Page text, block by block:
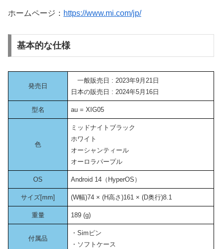
ホームページ： https://www.mi.com/jp/
基本的な仕様
発売日
一般販売日 : 2023年9月21日
日本の販売日 : 2024年5月16日
型名 au = XIG05
色
ミッドナイトブラック
ホワイト
オーシャンティール
オーロラパープル
OS Android 14（HyperOS）
サイズ[mm] (W幅)74 × (H高さ)161 × (D奥行)8.1
重量 189 (g)
付属品
・Simピン
・ソフトケース